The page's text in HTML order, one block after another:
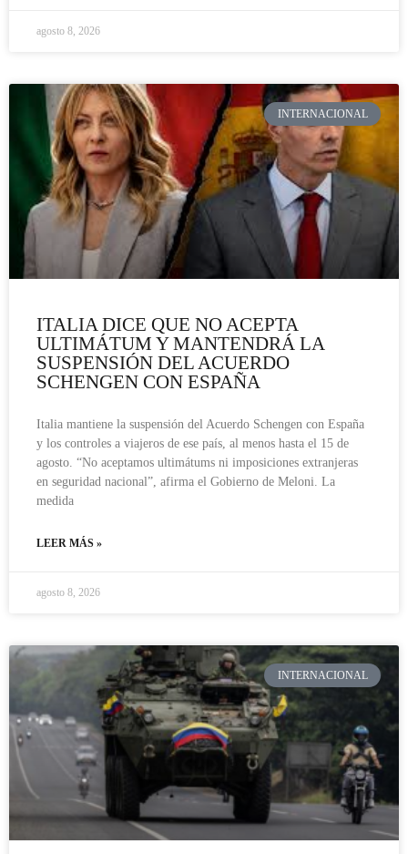
agosto 8, 2026
INTERNACIONAL
ITALIA DICE QUE NO ACEPTA
ULTIMÁTUM Y MANTENDRÁ LA
SUSPENSIÓN DEL ACUERDO
SCHENGEN CON ESPAÑA
Italia mantiene la suspensión del Acuerdo Schengen con España
y los controles a viajeros de ese país, al menos hasta el 15 de
agosto. “No aceptamos ultimátums ni imposiciones extranjeras
en seguridad nacional”, afirma el Gobierno de Meloni. La
medida
LEER MÁS »
agosto 8, 2026
INTERNACIONAL